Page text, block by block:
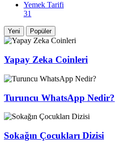
Yemek Tarifi
31
Yeni Popüler
Yapay Zeka Coinleri
Turuncu WhatsApp Nedir?
Sokağın Çocukları Dizisi